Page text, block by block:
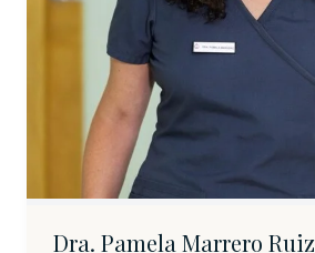
Dra. Pamela Marrero Ruiz